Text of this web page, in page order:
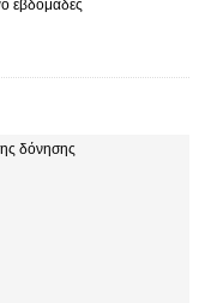
εβδομάδες
δόνησης